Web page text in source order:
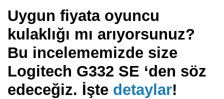
Uygun fiyata oyuncu
kulaklığı mı arıyorsunuz?
Bu incelememizde size
Logitech G332 SE ‘den söz
edeceğiz. İşte detaylar!